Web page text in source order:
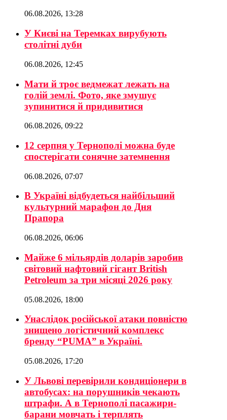
06.08.2026, 13:28
У Києві на Теремках вирубують
столітні дуби
06.08.2026, 12:45
Мати й троє ведмежат лежать на
голій землі. Фото, яке змушує
зупинитися й придивитися
06.08.2026, 09:22
12 серпня у Тернополі можна буде
спостерігати сонячне затемнення
06.08.2026, 07:07
В Україні відбудеться найбільший
культурний марафон до Дня
Прапора
06.08.2026, 06:06
Майже 6 мільярдів доларів заробив
світовий нафтовий гігант British
Petroleum за три місяці 2026 року
05.08.2026, 18:00
Унаслідок російської атаки повністю
знищено логістичний комплекс
бренду “PUMA” в Україні.
05.08.2026, 17:20
У Львові перевірили кондиціонери в
автобусах: на порушників чекають
штрафи. А в Тернополі пасажири-
барани мовчать і терплять